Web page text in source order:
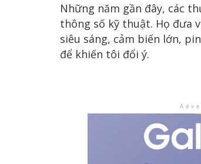
Những năm gần đây, các
thông số kỹ thuật. Họ đưa
siêu sáng, cảm biến lớn,
để khiến tôi đổi ý.